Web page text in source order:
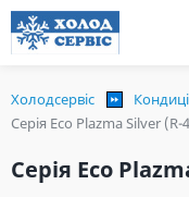
Холодсервіс
Серія Eco Plazma Silver (R-
Серія Eco